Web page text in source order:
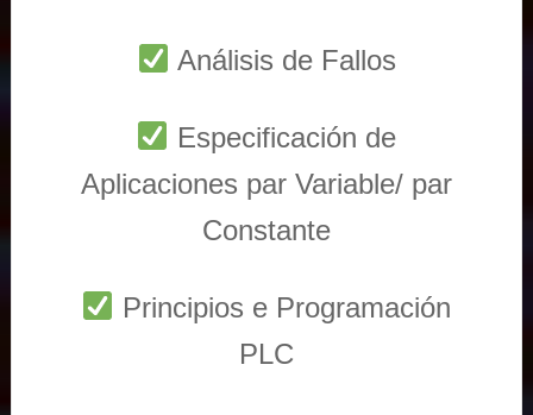
Análisis de Fallos
Especificación de
Aplicaciones par Variable/ par
Constante
Principios e Programación
PLC